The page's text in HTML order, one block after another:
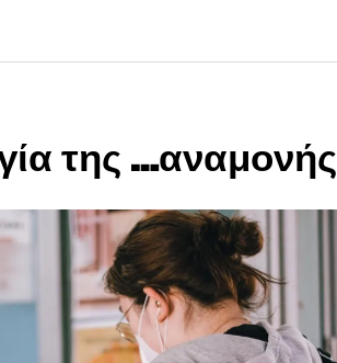
της …αναμονής